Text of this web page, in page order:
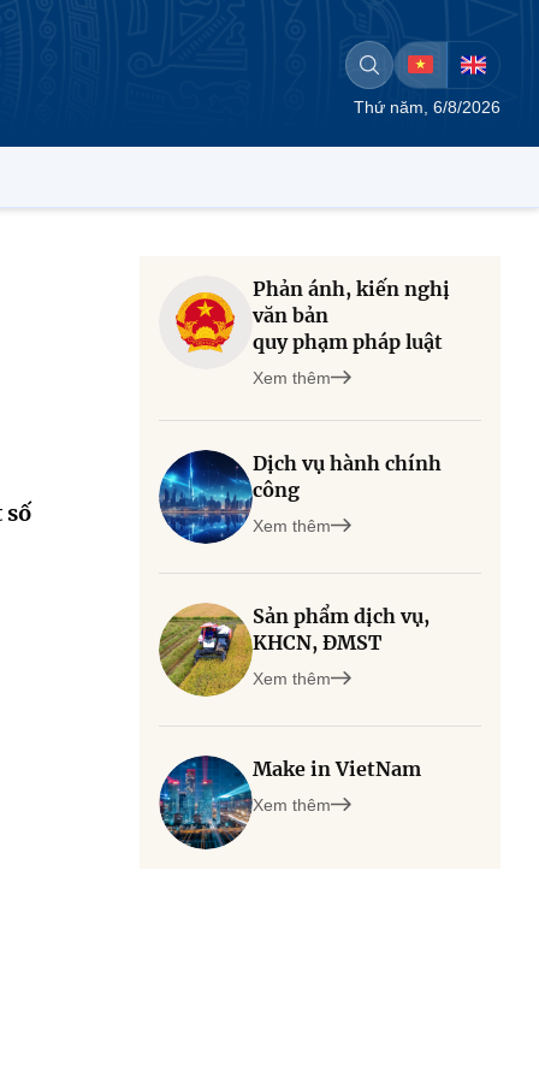
Thứ năm, 6/8/2026
số
Phản ánh, kiến nghị
văn bản
quy phạm pháp luật
Xem thêm
Dịch vụ hành chính
công
Xem thêm
Sản phẩm dịch vụ,
KHCN, ĐMST
Xem thêm
Make in VietNam
Xem thêm